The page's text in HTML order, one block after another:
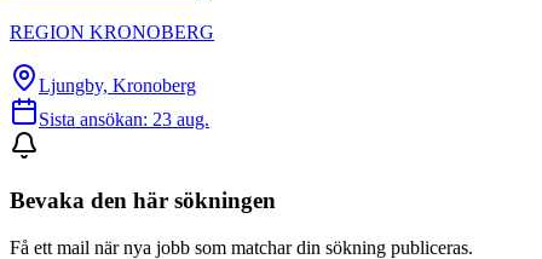
REGION KRONOBERG
Ljungby, Kronoberg
Sista ansökan: 23 aug.
Bevaka den här sökningen
Få ett mail när nya jobb som matchar din sökning publiceras.